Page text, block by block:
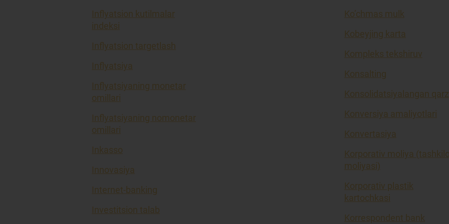
Inflyatsion kutilmalar
indeksi
Inflyatsion targetlash
Inflyatsiya
Inflyatsiyaning monetar
omillari
Inflyatsiyaning nomonetar
omillari
Inkasso
Innovasiya
Internet-banking
Investitsion talab
Ko’chmas mulk
Kobeyjing karta
Kompleks tekshiruv
Konsalting
Konsolidatsiyalangan qarz
Konversiya amaliyotlari
Konvertasiya
Korporativ moliya
moliyasi)
Korporativ plastik
kartochkasi
Korrespondent bank